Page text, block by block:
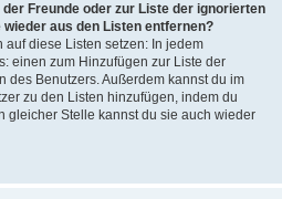
Freunde oder zur Liste der ignorierten
aus den Listen entfernen?
auf diese Listen setzen: In jedem
einen zum Hinzufügen zur Liste der
des Benutzers. Außerdem kannst du im
zu den Listen hinzufügen, indem du
gleicher Stelle kannst du sie auch wieder